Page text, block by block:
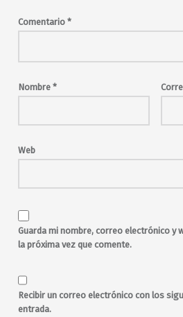
Comentario *
Nombre *
Web
Guarda mi nombre, correo electrónico y
la próxima vez que comente.
Recibir un correo electrónico con los
entrada.